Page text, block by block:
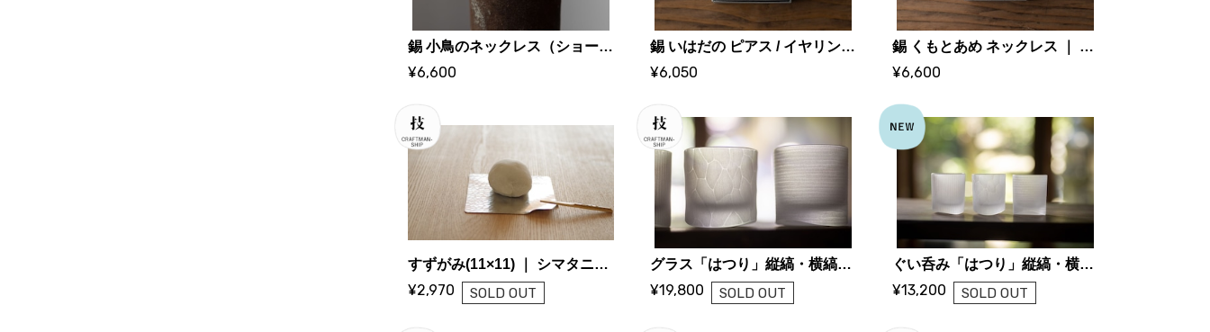
錫 小鳥のネックレス（ショート）｜ 大寺幸八郎商店・KOHACHIRO 博選堂
¥6,600
錫 いはだの ピアス / イヤリング スクエア ｜ 大寺幸八郎商店・KOHACHIRO 博選堂
¥6,050
錫 くもとあめ ネックレス ｜ 大寺幸八郎商店・KOHACHIRO 博選堂
¥6,600
すずがみ(11×11) ｜ シマタニ昇龍工房
¥2,970 SOLD OUT
グラス「はつり」縦縞・横縞・ひし形 ｜ 小路口 力恵 (ガラス作家)
¥19,800 SOLD OUT
ぐい呑み「はつり」縦縞・横縞・ひし形 ｜ 小路口 力恵 (ガラス作家)
¥13,200 SOLD OUT